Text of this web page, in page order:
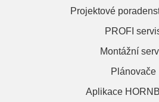
Projektové
PROFI
Montážní
Plánovače
Aplikace